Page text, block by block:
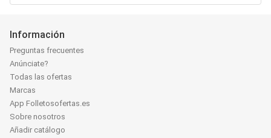
Información
Preguntas frecuentes
Anúnciate?
Todas las ofertas
Marcas
App Folletosofertas.es
Sobre nosotros
Añadir catálogo